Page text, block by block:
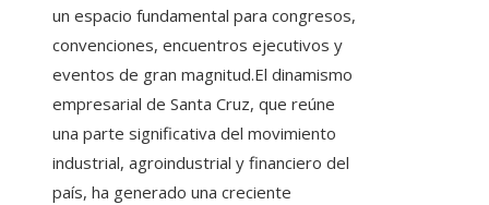
un espacio fundamental para congresos,
convenciones, encuentros ejecutivos y
eventos de gran magnitud.El dinamismo
empresarial de Santa Cruz, que reúne
una parte significativa del movimiento
industrial, agroindustrial y financiero del
país, ha generado una creciente